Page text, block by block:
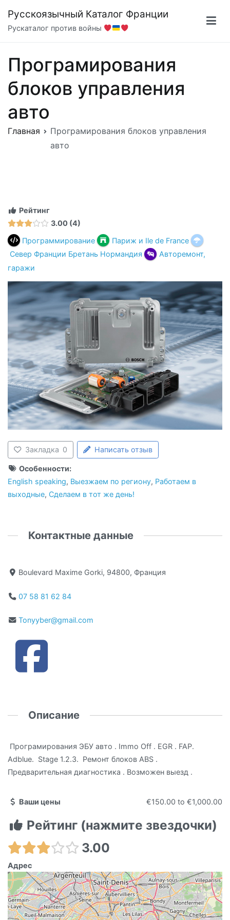
содержимому
Русскоязычный Каталог Франции
Рускаталог против войны
Програмирования
блоков управления
авто
Главная
Програмирования блоков управления
авто
Рейтинг
3.00 4
Программирование
Париж и Ile de France
Север Франции Бретань Нормандия
Авторемонт,
гаражи
Закладка 0 Написать отзыв
Особенности:
English speaking, Выезжаем по региону, Работаем в
выходные, Сделаем в тот же день!
Контактные данные
Boulevard Maxime Gorki, 94800, Франция
07 58 81 62 84
Tonyyber@gmail.com
Описание
Програмирования ЭБУ авто . Immo Off . EGR . FAP.
Adblue. Stage 1.2.3. Ремонт блоков ABS .
Предварительная диагностика . Возможен выезд .
Ваши цены €150.00 to €1,000.00
Рейтинг (нажмите звездочки)
3.00
Адрес